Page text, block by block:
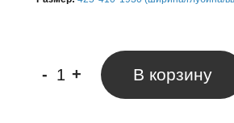
- + В корзину